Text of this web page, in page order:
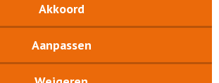
mijnFlevoziekenhuis
2026
Akkoord
Aanpassen